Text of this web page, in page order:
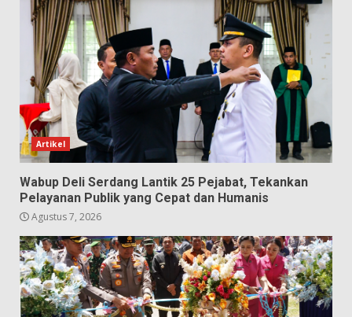
Artikel
Wabup Deli Serdang Lantik 25 Pejabat, Tekankan
Pelayanan Publik yang Cepat dan Humanis
Agustus 7, 2026